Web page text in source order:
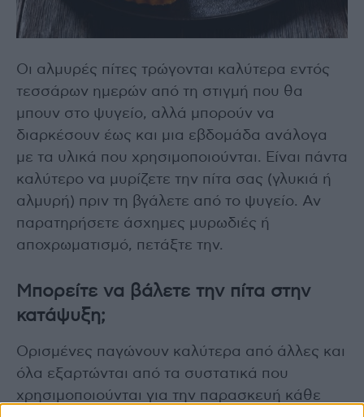
Οι αλμυρές πίτες τρώγονται καλύτερα εντός
τεσσάρων ημερών από τη στιγμή που θα
μπουν στο ψυγείο, αλλά μπορούν να
διαρκέσουν έως και μια εβδομάδα ανάλογα
με τα υλικά που χρησιμοποιούνται. Είναι πάντα
καλύτερο να μυρίζετε την πίτα σας (γλυκιά ή
αλμυρή) πριν τη βγάλετε από το ψυγείο. Αν
παρατηρήσετε άσχημες μυρωδιές ή
αποχρωματισμό, πετάξτε την.
Μπορείτε να βάλετε την πίτα στην
κατάψυξη;
Ορισμένες παγώνουν καλύτερα από άλλες και
όλα εξαρτώνται από τα συστατικά που
χρησιμοποιούνται για την παρασκευή κάθε